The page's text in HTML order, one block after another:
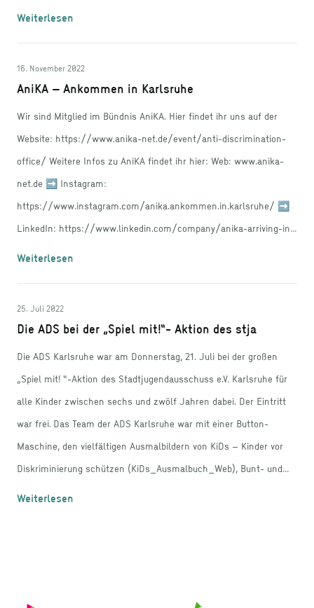
Weiterlesen
16. November 2022
AniKA – Ankommen in Karlsruhe
Wir sind Mitglied im Bündnis AniKA. Hier findet ihr uns auf der
Website: https://www.anika-net.de/event/anti-discrimination-
office/ Weitere Infos zu AniKA findet ihr hier: Web: www.anika-
net.de ➡ Instagram:
https://www.instagram.com/anika.ankommen.in.karlsruhe/ ➡
LinkedIn: https://www.linkedin.com/company/anika-arriving-in-
Weiterlesen
25. Juli 2022
Die ADS bei der „Spiel mit!“- Aktion des stja
Die ADS Karlsruhe war am Donnerstag, 21. Juli bei der großen
„Spiel mit! “-Aktion des Stadtjugendausschuss e.V. Karlsruhe für
alle Kinder zwischen sechs und zwölf Jahren dabei. Der Eintritt
war frei. Das Team der ADS Karlsruhe war mit einer Button-
Maschine, den vielfältigen Ausmalbildern von KiDs – Kinder vor
Diskriminierung schützen (KiDs_Ausmalbuch_Web), Bunt- und
Mitmachzirkus, Kinderschminken, Bogenschießen, Freiluftatelier
Weiterlesen